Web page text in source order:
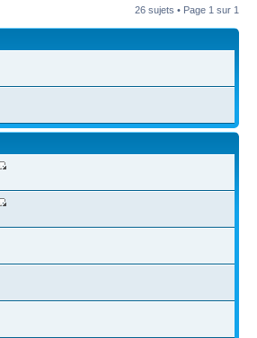
26 sujets • Page 1 sur 1